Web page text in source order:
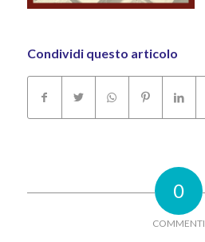
Condividi questo articolo
0
COMMENTI